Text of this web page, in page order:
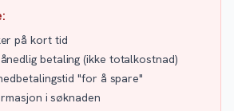
på kort tid
betaling (ikke totalkostnad)
"for å spare"
i søknaden